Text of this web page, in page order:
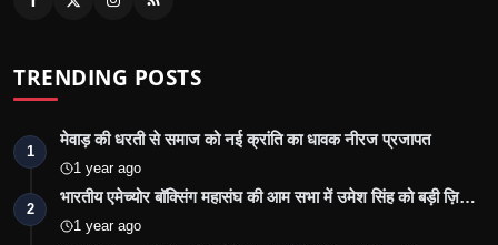
TRENDING POSTS
1
मेवाड़ की धरती से समाज को नई क्रांति का धावक नीरज प्रजापत
1 year ago
2
भारतीय एमेच्योर बॉक्सिंग महासंघ की आम सभा में उमेश सिंह को बड़ी ज़ि…
1 year ago